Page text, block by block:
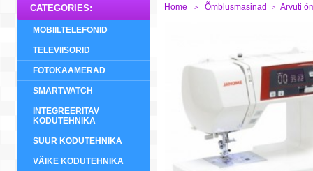
CATEGORIES:
MOBIILTELEFONID
TELEVIISORID
FOTOKAAMERAD
SMARTWATCH
INTEGREERITAV
KODUTEHNIKA
SUUR KODUTEHNIKA
VÄIKE KODUTEHNIKA
Home > Õmblusmasinad > Arvuti